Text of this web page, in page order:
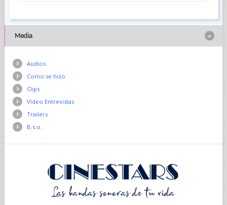
Media
Audios
Como se hizo
Clips
Vídeo Entrevistas
Trailers
B.s.o.